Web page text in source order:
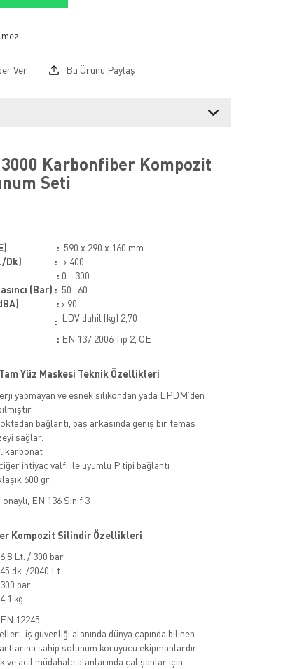
Ver Bu Ürünü Paylaş
Karbonfiber Kompozit
Seti
: 590 x 290 x 160 mm
Dk)
:
› 400
: 0 - 300
(Bar) : 50- 60
: › 90
: LDV dahil (kg) 2,70
: EN 137 2006 Tip 2, CE
Yüz Maskesi Teknik Özellikleri
yapmayan ve esnek silikondan yada EPDM’den
bağlantı, baş arkasında geniş bir temas
sağlar.
ihtiyaç valfi ile uyumlu P tipi bağlantı
600 gr.
onaylı, EN 136 Sınıf 3
Kompozit Silindir Özellikleri
6,8 Lt. / 300 bar
45 dk. /2040 Lt.
300 bar
4,1 kg.
EN 12245
iş güvenliği alanında dünya çapında bilinen
sahip solunum koruyucu ekipmanlardır.
ve acil müdahale alanlarında çalışanlar için